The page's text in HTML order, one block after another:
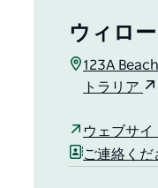
ウィロ
123A
トラリア
ウェブサイ
ご連絡くだ